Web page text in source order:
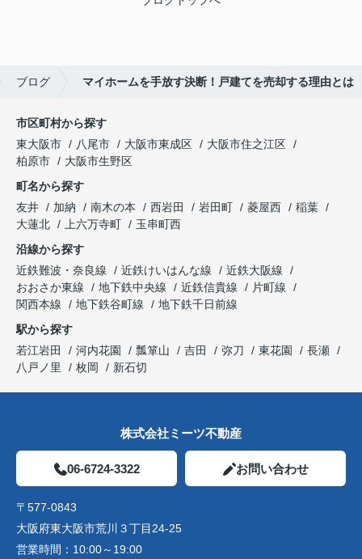
ブログ マイホームを手放す決断！戸建てを売却する理由とは
市区町村から探す
東大阪市
八尾市 大阪市東成区
大阪市住之江区
柏原市
大阪市生野区
町名から探す
友井
加納 南木の本 西岩田 岩田町 菱屋西
稲葉
大蓮北
上六万寺町
玉串町西
沿線から探す
近鉄難波・奈良線
近鉄けいはんな線
近鉄大阪線
おおさか東線
地下鉄中央線 近鉄信貴線
片町線
関西本線
地下鉄谷町線
地下鉄千日前線
駅から探す
若江岩田
河内花園 瓢箪山 吉田 弥刀 東花園
長瀬
八戸ノ里
枚岡 新石切
株式会社ミーツ不動産
06-6724-3322 お問い合わせ
〒577-0843
大阪府東大阪市荒川３丁目24-25
営業時間： 10:00～19:00